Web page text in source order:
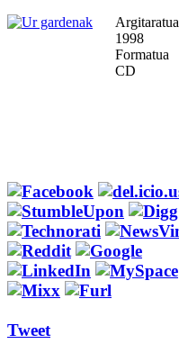
Argitaratua
1998
Formatua
CD
Tweet